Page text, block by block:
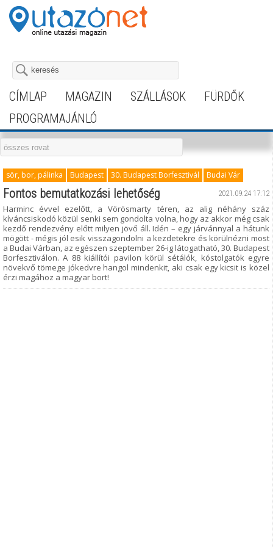
CÍMLAP MAGAZIN SZÁLLÁSOK
FÜRDŐK
PROGRAMAJÁNLÓ
sör, bor, pálinka Budapest 30. Budapest Borfesztivál Budai Vár
2021.09.24 17:12
Fontos bemutatkozási lehetőség
Harminc évvel ezelőtt, a Vörösmarty téren, az alig néhány száz
kíváncsiskodó közül senki sem gondolta volna, hogy az akkor még csak
kezdő rendezvény előtt milyen jövő áll. Idén – egy járvánnyal a hátunk
mögött - mégis jól esik visszagondolni a kezdetekre és körülnézni most
a Budai Várban, az egészen szeptember 26-ig látogatható, 30. Budapest
Borfesztiválon. A 88 kiállítói pavilon körül sétálók, kóstolgatók egyre
növekvő tömege jókedvre hangol mindenkit, aki csak egy kicsit is közel
érzi magához a magyar bort!